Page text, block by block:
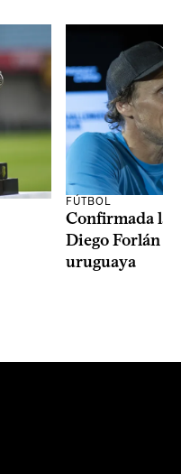
FÚTBOL
Confirmada la
Diego Forlán
uruguaya